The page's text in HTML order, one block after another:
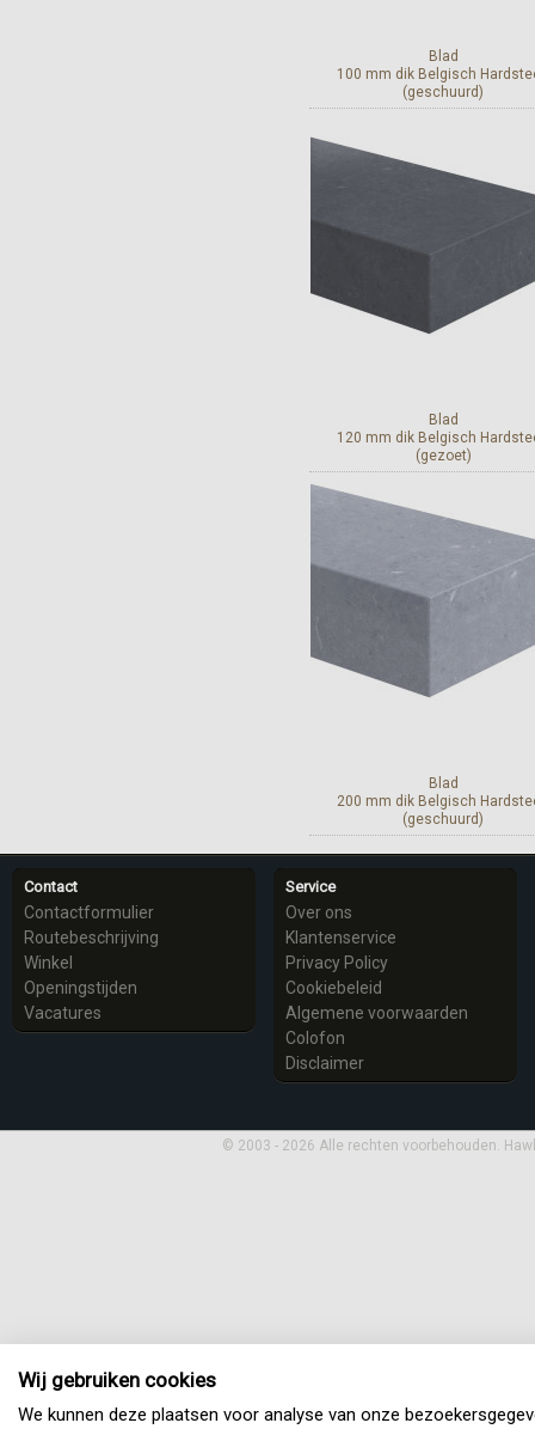
Blad
100 mm dik Belgisch
(geschuurd)
Bekijk en bestel
Blad
120 mm dik Belgisch
(gezoet)
Bekijk en bestel
Blad
200 mm dik Belgisch
(geschuurd)
Contact
Contactformulier
Routebeschrijving
Winkel
Openingstijden
Vacatures
Service
Over ons
Klantenservice
Privacy Policy
Cookiebeleid
Algemene voorwaarden
Colofon
Disclaimer
© 2003 - 2026 Alle rechten voorbehouden.
Wij gebruiken cookies
We kunnen deze plaatsen voor analyse van onze